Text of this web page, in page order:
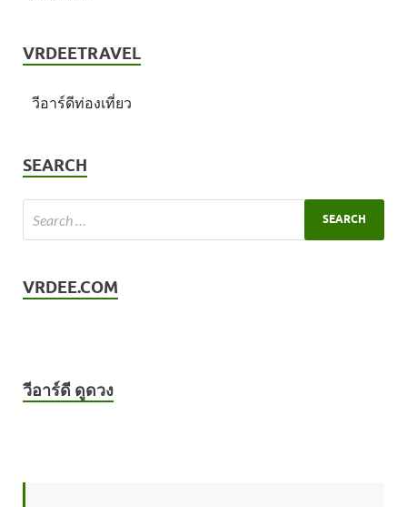
VRDEETRAVEL
วีอาร์ดีท่องเที่ยว
SEARCH
VRDEE.COM
วีอาร์ดี ดูดวง